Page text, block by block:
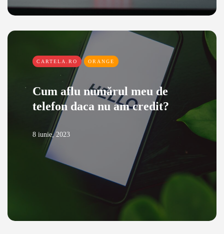
CARTELA.RO ORANGE
Cum aflu numărul meu de
telefon daca nu am credit?
8 iunie, 2023